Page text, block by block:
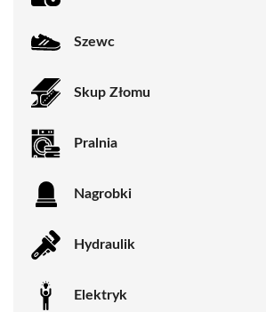
Szewc
Skup Złomu
Pralnia
Nagrobki
Hydraulik
Elektryk